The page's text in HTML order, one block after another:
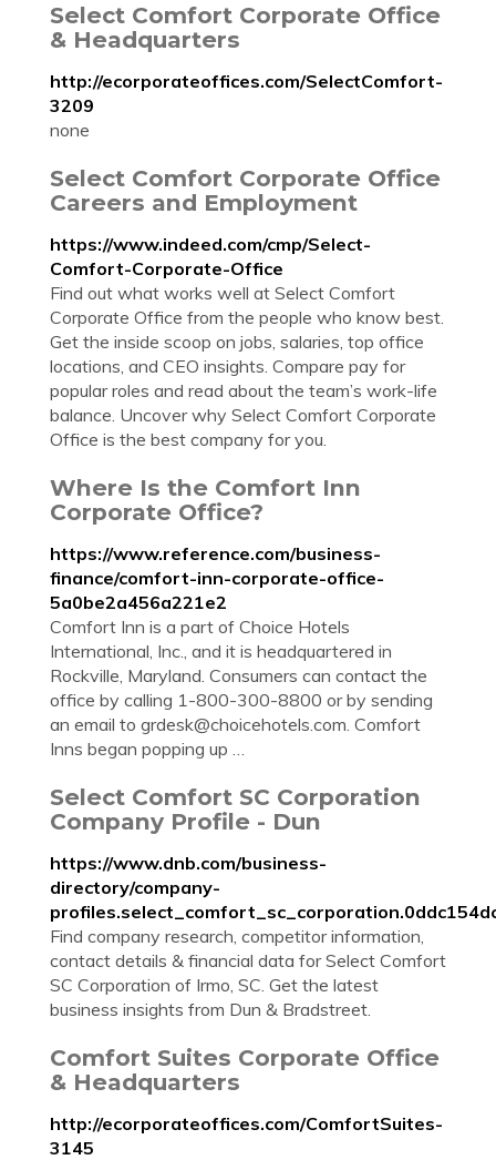
Select Comfort Corporate Office
& Headquarters
http://ecorporateoffices.com/SelectComfort-
3209
none
Select Comfort Corporate Office
Careers and Employment
https://www.indeed.com/cmp/Select-
Comfort-Corporate-Office
Find out what works well at Select Comfort
Corporate Office from the people who know best.
Get the inside scoop on jobs, salaries, top office
locations, and CEO insights. Compare pay for
popular roles and read about the team’s work-life
balance. Uncover why Select Comfort Corporate
Office is the best company for you.
Where Is the Comfort Inn
Corporate Office?
https://www.reference.com/business-
finance/comfort-inn-corporate-office-
5a0be2a456a221e2
Comfort Inn is a part of Choice Hotels
International, Inc., and it is headquartered in
Rockville, Maryland. Consumers can contact the
office by calling 1-800-300-8800 or by sending
an email to grdesk@choicehotels.com. Comfort
Inns began popping up …
Select Comfort SC Corporation
Company Profile - Dun
https://www.dnb.com/business-
directory/company-
Find company research, competitor information,
contact details & financial data for Select Comfort
SC Corporation of Irmo, SC. Get the latest
business insights from Dun & Bradstreet.
Comfort Suites Corporate Office
& Headquarters
http://ecorporateoffices.com/ComfortSuites-
3145